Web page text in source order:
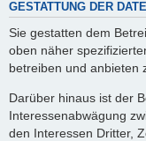
GESTATTUNG DER
Sie gestatten dem
oben näher
betreiben und anbieten
Darüber hinaus ist der
Interessenabwägung
den Interessen Dritter,